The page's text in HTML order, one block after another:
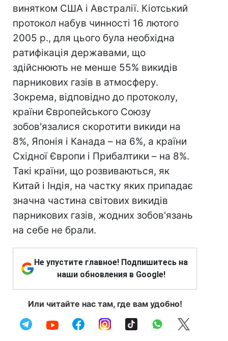
винятком США і Австралії. Кіотський
протокол набув чинності 16 лютого
2005 р., для цього була необхідна
ратифікація державами, що
здійснюють не менше 55% викидів
парникових газів в атмосферу.
Зокрема, відповідно до протоколу,
країни Європейського Союзу
зобов'язалися скоротити викиди на
8%, Японія і Канада – на 6%, а країни
Східної Європи і Прибалтики – на 8%.
Такі країни, що розвиваються, як
Китай і Індія, на частку яких припадає
значна частина світових викидів
парникових газів, жодних зобов'язань
на себе не брали.
Не упустите главное! Подпишитесь на
наши обновления в Google!
Или читайте нас там, где вам удобно!